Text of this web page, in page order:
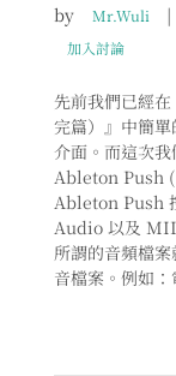
by Mr.Wuli |
加入討論
先前我們已經
完篇）』中簡
介面。而這次
Ableton Push
Ableton Push
Audio 以及
所謂的音頻檔
音檔案。例如